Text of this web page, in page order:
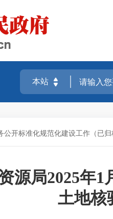
公开标准化规范化建设工作（已归
源局2025年
土地核